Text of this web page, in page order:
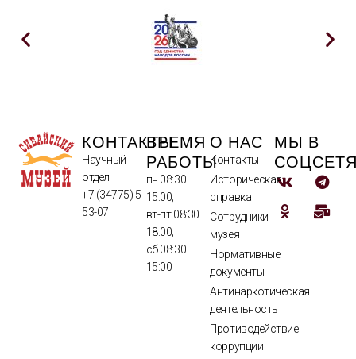
КОНТАКТЫ
Научный
отдел
+7 (34775) 5-
53-07
ВРЕМЯ
РАБОТЫ
пн 08:30–
15:00;
вт-пт 08:30–
18:00;
сб 08:30–
15:00
О НАС
Контакты
Историческая
справка
Сотрудники
музея
Нормативные
документы
Антинаркотическая
деятельность
Противодействие
коррупции
МЫ В